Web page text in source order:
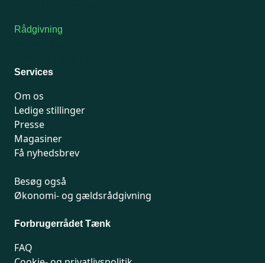
Rådgivning
Services
Om os
Ledige stillinger
Presse
Magasiner
Få nyhedsbrev
Besøg også
Økonomi- og gældsrådgivning
Forbrugerrådet Tænk
FAQ